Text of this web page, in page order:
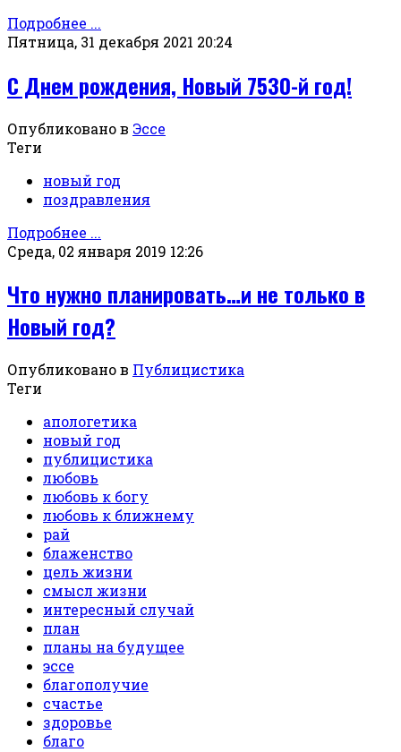
Подробнее ...
Пятница, 31 декабря 2021 20:24
С Днем рождения, Новый 7530-й год!
Опубликовано в Эссе
Теги
новый год
поздравления
Подробнее ...
Среда, 02 января 2019 12:26
Что нужно планировать…и не только в
Новый год?
Опубликовано в Публицистика
Теги
апологетика
новый год
публицистика
любовь
любовь к богу
любовь к ближнему
рай
блаженство
цель жизни
смысл жизни
интересный случай
план
планы на будущее
эссе
благополучие
счастье
здоровье
благо